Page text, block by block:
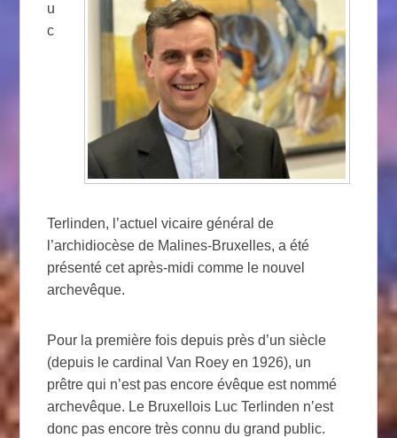
u
c
Terlinden, l’actuel vicaire général de
l’archidiocèse de Malines-Bruxelles, a été
présenté cet après-midi comme le nouvel
archevêque.
Pour la première fois depuis près d’un siècle
(depuis le cardinal Van Roey en 1926), un
prêtre qui n’est pas encore évêque est nommé
archevêque. Le Bruxellois Luc Terlinden n’est
donc pas encore très connu du grand public.